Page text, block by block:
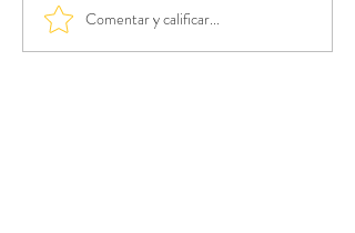
Comentar y calificar...